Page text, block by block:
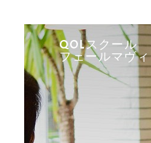
QOLスクール
フェールマヴィ